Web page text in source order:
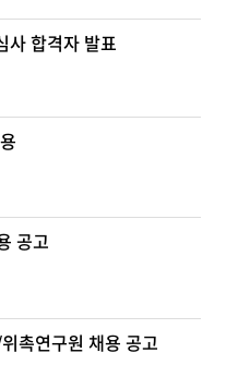
사 합격자 발표
공고
촉연구원 채용 공고